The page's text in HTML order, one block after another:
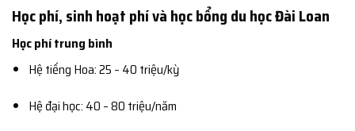
Học phí, sinh hoạt phí và học bổng du học Đài Loan
Học phí trung bình
Hệ tiếng Hoa: 25 – 40 triệu/kỳ
Hệ đại học: 40 – 80 triệu/năm